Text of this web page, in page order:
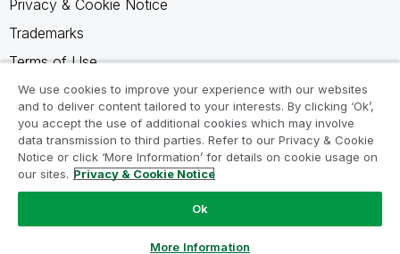
Privacy & Cookie Notice
Trademarks
Terms of Use
Legal Agreements
Product Terms
Do not share my info
We use cookies to improve your experience with our websites
and to deliver content tailored to your interests. By clicking ‘Ok’,
you accept the use of additional cookies which may involve
data transmission to third parties. Refer to our Privacy & Cookie
Notice or click ‘More Information’ for details on cookie usage on
our sites. Privacy & Cookie Notice
Ok
More Information